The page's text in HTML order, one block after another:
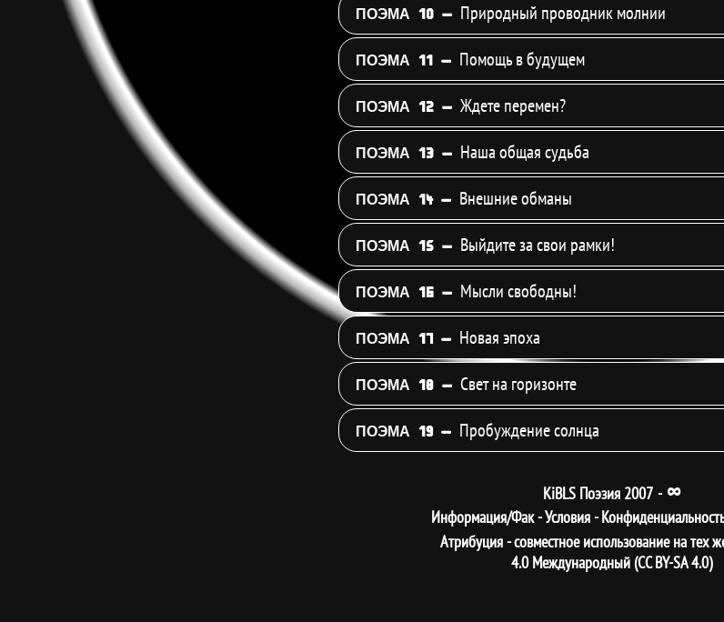
ПОЭМА 10 - Природный проводник молнии
ПОЭМА 11 - Помощь в будущем
ПОЭМА 12 - Ждете перемен?
ПОЭМА 13 - Наша общая судьба
ПОЭМА 14 - Внешние обманы
ПОЭМА 15 - Выйдите за свои рамки!
ПОЭМА 16 - Мысли свободны!
ПОЭМА 17 - Новая эпоха
ПОЭМА 18 - Свет на горизонте
ПОЭМА 19 - Пробуждение солнца
KiBLS Поэзия 2007 - ∞
Информация/Фак-Условия-
Атрибуция - совместное использование на тех
4.0 Международный (CC BY-SA 4.0)